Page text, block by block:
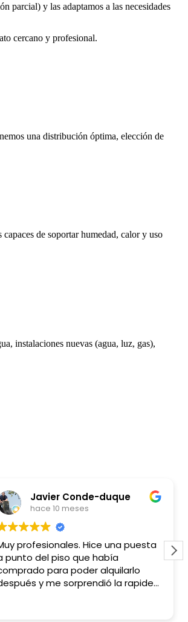
parcial) y las adaptamos a las necesidades
cercano y profesional.
una distribución óptima, elección de
de soportar humedad, calor y uso
instalaciones nuevas (agua, luz, gas),
Javier Conde-duque
hace 10 meses
profesionales. Hice una puesta
punto del piso que había
para poder alquilarlo
y me sorprendió la rapidez